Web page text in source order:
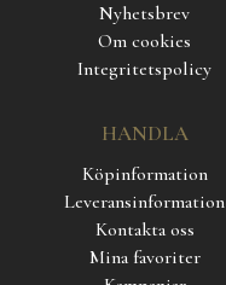
Nyhetsbrev
Om cookies
Integritetspolicy
HANDLA
Köpinformation
Leveransinformation
Kontakta oss
Mina favoriter